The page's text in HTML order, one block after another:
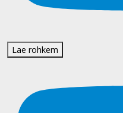
Lae rohkem